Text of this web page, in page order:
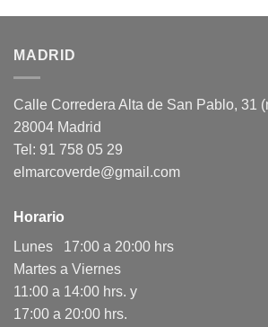
MADRID
Calle Corredera Alta de San Pablo, 31
28004 Madrid
Tel: 91 758 05 29
elmarcoverde@gmail.com
Horario
Lunes 17:00 a 20:00 hrs
Martes a Viernes
11:00 a 14:00 hrs. y
17:00 a 20:00 hrs.